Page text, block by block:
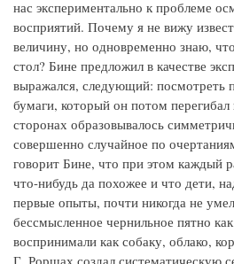
нас экспериментально к проблеме
восприятий. Почему я не вижу
величину, но одновременно знаю,
стол? Бине предложил в качестве
выражался, следующий: посмотреть
бумаги, который он потом
сторонах образовывалось
совершенно случайное по
говорит Бине, что при этом каждый
что-нибудь да похожее и что дети,
первые опыты, почти никогда не
бессмысленное чернильное пятно
воспринимали как собаку, облако,